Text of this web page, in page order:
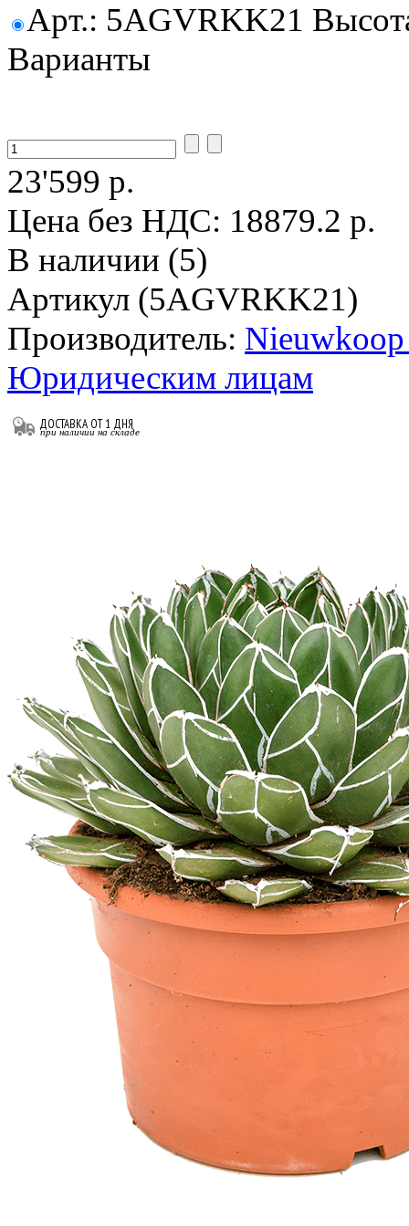
Арт.: 5AGVRKK21
Варианты
23'599 р.
Цена без НДС: 18879.2 р.
В наличии (5)
Артикул (5AGVRKK21)
Производитель:
Юридическим лицам
ДОСТАВКА ОТ 1 ДНЯ
при наличии на складе